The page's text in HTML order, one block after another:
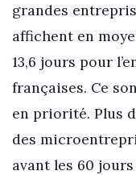
grandes
affichent en
13,6 jours pour
françaises. Ce
en priorité. Plus
des
avant les 60